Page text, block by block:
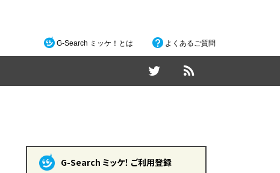
G-Search ミッケ！とは よくあるご質問
G-Search ミッケ！ ご利用登録